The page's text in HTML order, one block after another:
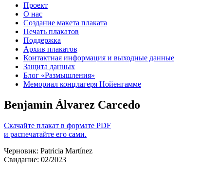
Проект
О нас
Создание макета плаката
Печать плакатов
Поддержка
Архив плакатов
Контактная информация и выходные данные
Защита данных
Блог «Размышления»
Мемориал концлагеря Нойенгамме
Benjamín Álvarez Carcedo
Скачайте плакат в формате PDF
и распечатайте его сами.
Черновик: Patricia Martínez
Свидание: 02/2023